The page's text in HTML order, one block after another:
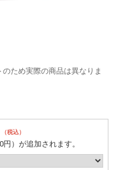
ため実際の商品は異なりま
（税込）
）が追加されます。